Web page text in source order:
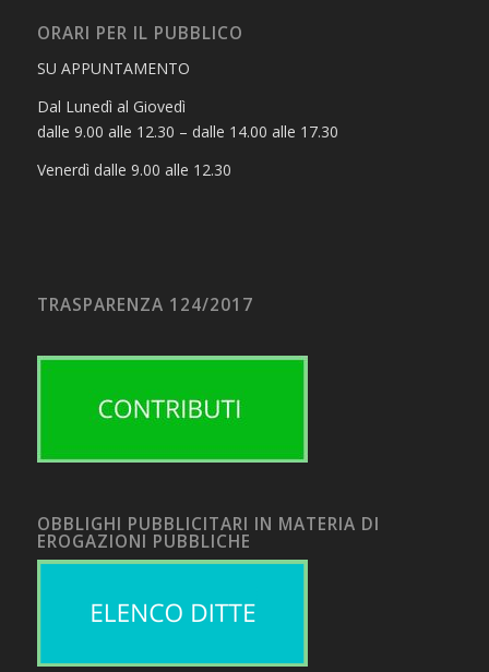
ORARI PER IL PUBBLICO
SU APPUNTAMENTO
Dal Lunedì al Giovedì
dalle 9.00 alle 12.30 – dalle 14.00 alle 17.30
Venerdì dalle 9.00 alle 12.30
TRASPARENZA 124/2017
OBBLIGHI PUBBLICITARI IN MATERIA DI
EROGAZIONI PUBBLICHE